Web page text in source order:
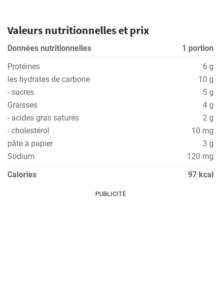
Valeurs nutritionnelles et prix
Données nutritionnelles
1 portion
Protéines
6 g
les hydrates de carbone
10 g
- sucres
5 g
Graisses
4 g
- acides gras saturés
2 g
- cholestérol
10 mg
pâte à papier
3 g
Sodium
120 mg
Calories
97 kcal
PUBLICITÉ